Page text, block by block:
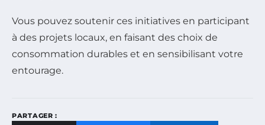
Vous pouvez soutenir ces initiatives en participant
à des projets locaux, en faisant des choix de
consommation durables et en sensibilisant votre
entourage.
PARTAGER :